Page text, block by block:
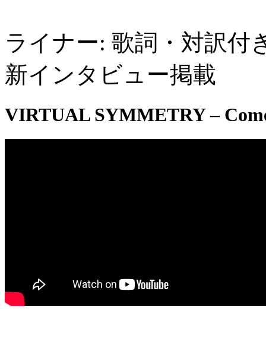
ライナー: 歌詞・対訳付
新インタビュー掲載
VIRTUAL SYMMETRY –